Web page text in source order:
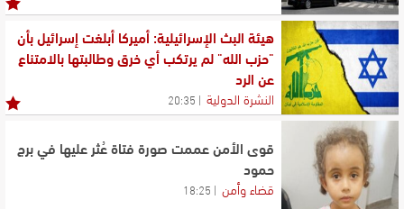
هيئة البث الإسرائيلية: أميركا أبلغت إسرائيل بأن
"حزب الله" لم يرتكب أي خرق وطالبتها بالامتناع
عن الرد
النشرة الدولية 20:35
قوى الأمن عممت صورة فتاة عُثر عليها في برج
حمود
قضاء وأمن 18:25